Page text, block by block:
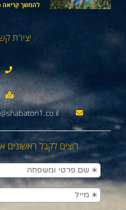
להמשך קריאה
יצירת
רוצים לקבל ראשונים